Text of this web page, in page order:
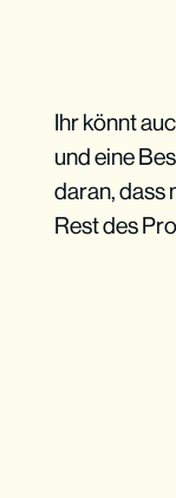
Ihr könnt
und eine
daran, dass
Rest des